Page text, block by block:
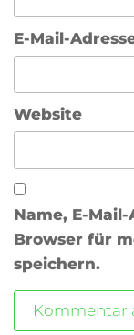
E-Mail-
Website
Name, E-
Browser für
speichern.